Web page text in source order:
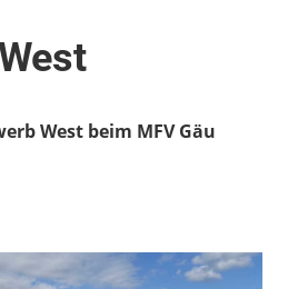
West beim MFV Gäu